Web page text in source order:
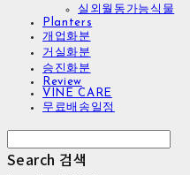
실외월동가능식물
Planters
개업화분
거실화분
승진화분
Review
VINE CARE
무료배송일정
Search 검색